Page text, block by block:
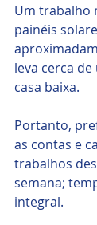
Um trabalho
painéis
leva cerca
casa baixa.
Portanto,
as contas e
trabalhos
semana;
integral.